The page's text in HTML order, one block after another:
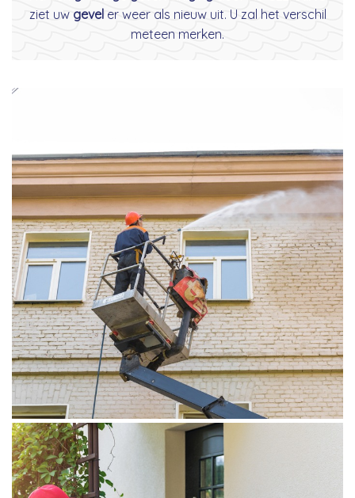
ziet uw geveler weer als nieuw uit. U zal het verschil
meteen merken.